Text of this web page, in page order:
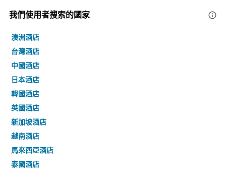
我們使用者搜索的國家
澳洲酒店
台灣酒店
中國酒店
日本酒店
韓國酒店
英國酒店
新加坡酒店
越南酒店
馬來西亞酒店
泰國酒店